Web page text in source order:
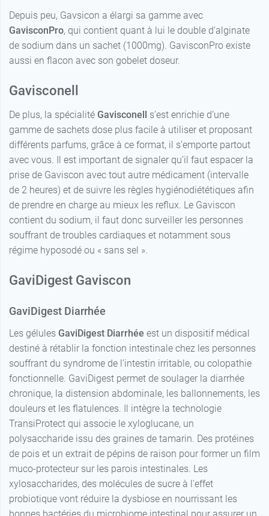
Depuis peu, Gavsicon a élargi sa gamme avec
GavisconPro, qui contient quant à lui le double d’alginate
de sodium dans un sachet (1000mg). GavisconPro existe
aussi en flacon avec son gobelet doseur.
Gavisconell
De plus, la spécialité Gavisconell
s’est enrichie d’une
gamme de sachets dose plus facile à utiliser et proposant
différents parfums, grâce à ce format, il s’emporte partout
avec vous. Il est important de signaler qu’il faut espacer la
prise de Gaviscon avec tout autre médicament (intervalle
de 2 heures) et de suivre les règles hygiénodiététiques afin
de prendre en charge au mieux les reflux. Le Gaviscon
contient du sodium, il faut donc surveiller les personnes
souffrant de troubles cardiaques et notamment sous
régime hyposodé ou « sans sel ».
GaviDigest Gaviscon
GaviDigest Diarrhée
Les gélules GaviDigest Diarrhée est un dispositif médical
destiné à rétablir la fonction intestinale chez les personnes
souffrant du syndrome de l'intestin irritable, ou colopathie
fonctionnelle. GaviDigest permet de soulager la diarrhée
chronique, la distension abdominale, les ballonnements, les
douleurs et les flatulences. Il intègre la technologie
TransiProtect qui associe le xyloglucane, un
polysaccharide issu des graines de tamarin. Des protéines
de pois et un extrait de pépins de raison pour former un film
muco-protecteur sur les parois intestinales. Les
xylosaccharides, des molécules de sucre à l'effet
probiotique vont réduire la dysbiose en nourrissant les